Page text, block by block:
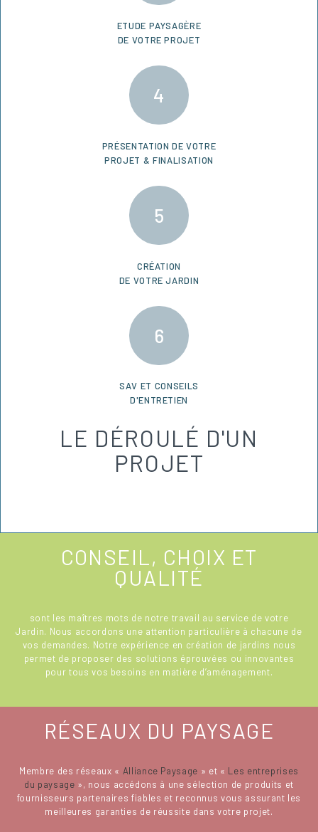
LE DÉROULÉ D'UN
PROJET
ETUDE PAYSAGÈRE
DE VOTRE PROJET
PRÉSENTATION DE VOTRE
PROJET & FINALISATION
CRÉATION
DE VOTRE JARDIN
SAV ET CONSEILS
D'ENTRETIEN
CONSEIL, CHOIX ET
QUALITÉ
sont les maîtres mots de notre travail au service de votre
Jardin. Nous accordons une attention particulière à chacune de
vos demandes. Notre expérience en création de jardins nous
permet de proposer des solutions éprouvées ou innovantes
pour tous vos besoins en matière d’aménagement.
RÉSEAUX DU PAYSAGE
Membre des réseaux « Alliance Paysage » et « Les entreprises
du paysage », nous accédons à une sélection de produits et
fournisseurs partenaires fiables et reconnus vous assurant les
meilleures garanties de réussite dans votre projet.